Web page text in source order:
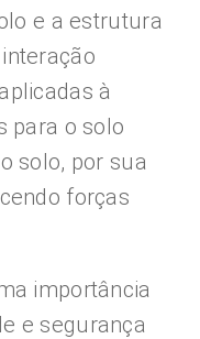
e a estrutura
à
para o solo
solo, por sua
forças
importância
e segurança